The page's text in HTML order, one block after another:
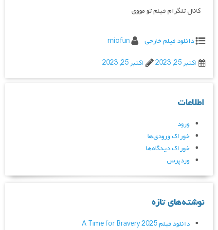
کانال تلگرام فیلم تو مووی
دانلود فیلم خارجی
miofun
اکتبر 25, 2023
اکتبر 25, 2023
اطلاعات
ورود
خوراک ورودی‌ها
خوراک دیدگاه‌ها
وردپرس
نوشته‌های تازه
دانلود فیلم A Time for Bravery 2025